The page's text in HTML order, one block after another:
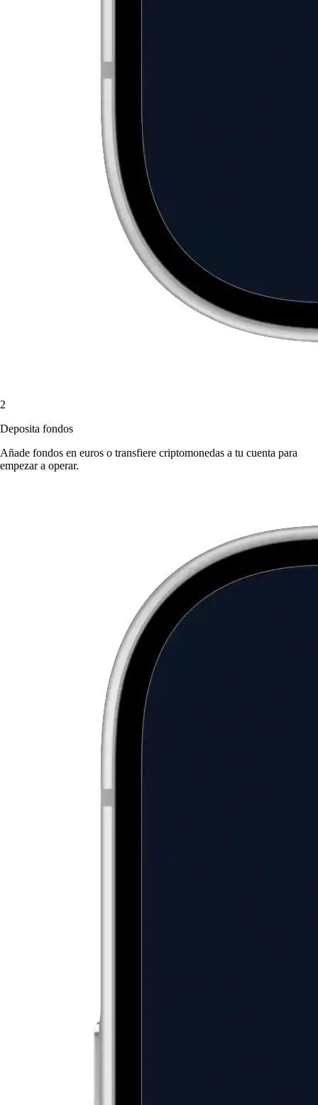
2
Deposita fondos
Añade fondos en euros o transfiere criptomonedas a tu cuenta para
empezar a operar.